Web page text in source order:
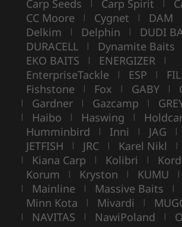
Carp Seeds | Carp Spirit |
CC Moore | Cygnet | DAM
Delkim | Delphin | DUDI
DURACELL | Dynamite Baits
EKO BAITS | ENERGIZER |
EnterpriseTackle | ESP | FIL
Fishstone | Fox | GABY |
| Gardner | Gazcamp |
| Haibo | Haswing |
Humminbird | Inni | JAG |
JETFISH | JRC | Karel Nikl |
| Kiana Carp | Kolibri |
Korum | Kryston | KUMU |
| Mainline | Massive Baits |
Minn Kota | Mivardi |
| NAVITAS | NawiPoland |